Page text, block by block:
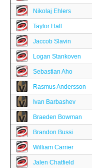
Nikolaj Ehlers
Taylor Hall
Jaccob Slavin
Logan Stankoven
Sebastian Aho
Rasmus Andersson
Ivan Barbashev
Braeden Bowman
Brandon Bussi
William Carrier
Jalen Chatfield